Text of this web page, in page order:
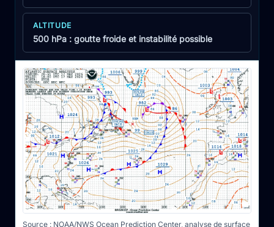
ALTITUDE
500 hPa : goutte froide et instabilité possible
Source : NOAA/NWS Ocean Prediction Center, analyse de surface